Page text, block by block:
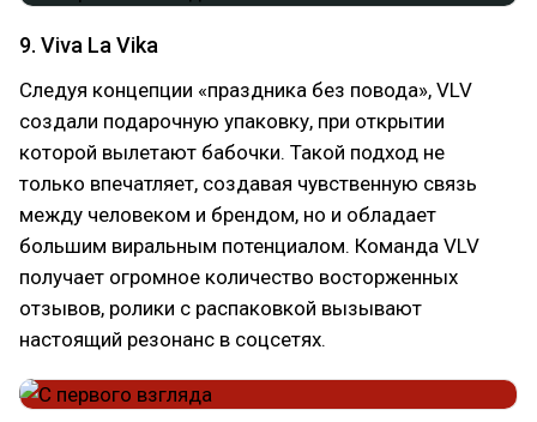
9. Viva La Vika
Следуя концепции «праздника без повода», VLV
создали подарочную упаковку, при открытии
которой вылетают бабочки. Такой подход не
только впечатляет, создавая чувственную связь
между человеком и брендом, но и обладает
большим виральным потенциалом. Команда VLV
получает огромное количество восторженных
отзывов, ролики с распаковкой вызывают
настоящий резонанс в соцсетях.